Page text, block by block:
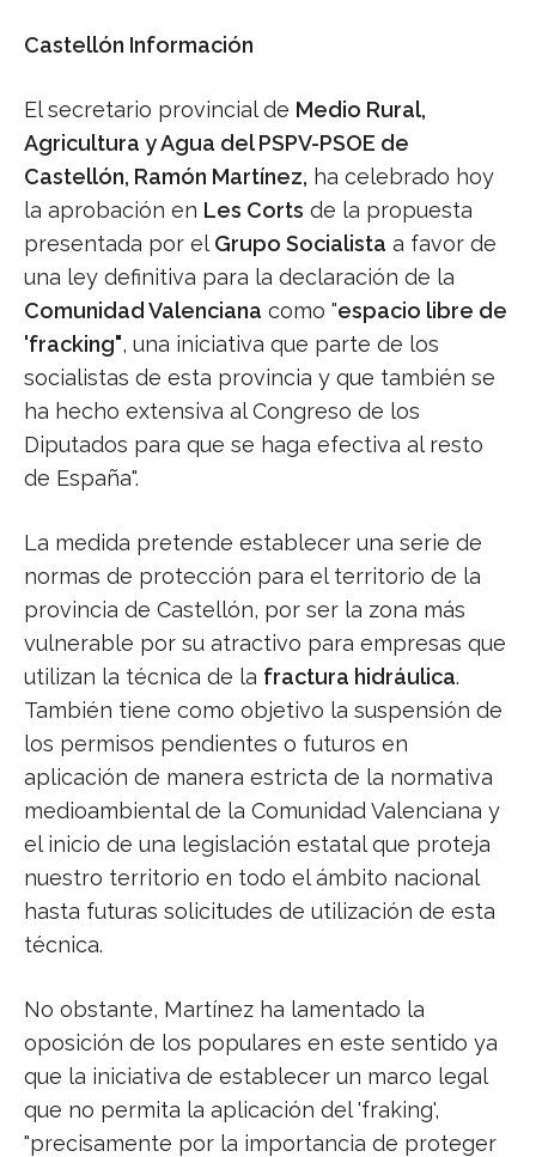
Castellón Información
El secretario provincial de Medio Rural,
Agricultura y Agua del PSPV-PSOE de
Castellón, Ramón Martínez, ha celebrado hoy
la aprobación en Les Corts de la propuesta
presentada por el Grupo Socialista a favor de
una ley definitiva para la declaración de la
Comunidad Valenciana como "espacio libre de
'fracking", una iniciativa que parte de los
socialistas de esta provincia y que también se
ha hecho extensiva al Congreso de los
Diputados para que se haga efectiva al resto
de España".
La medida pretende establecer una serie de
normas de protección para el territorio de la
provincia de Castellón, por ser la zona más
vulnerable por su atractivo para empresas que
utilizan la técnica de la fractura hidráulica.
También tiene como objetivo la suspensión de
los permisos pendientes o futuros en
aplicación de manera estricta de la normativa
medioambiental de la Comunidad Valenciana y
el inicio de una legislación estatal que proteja
nuestro territorio en todo el ámbito nacional
hasta futuras solicitudes de utilización de esta
técnica.
No obstante, Martínez ha lamentado la
oposición de los populares en este sentido ya
que la iniciativa de establecer un marco legal
que no permita la aplicación del 'fraking',
"precisamente por la importancia de proteger